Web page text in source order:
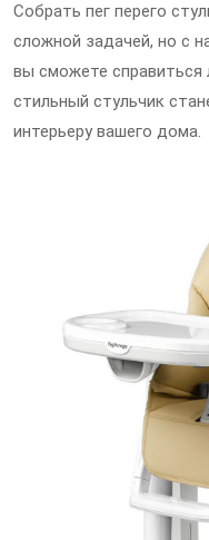
Собрать пег перего
сложной задачей, но с
вы сможете
стильный стульчик
интерьеру вашего дома.